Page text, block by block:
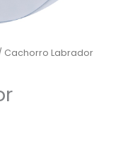
Cachorro Labrador